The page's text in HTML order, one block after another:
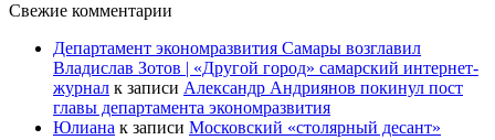
Свежие комментарии
Департамент экономразвития Самары возглавил
Владислав Зотов | «Другой город» самарский интернет-
журнал к записи Александр Андриянов покинул пост
главы департамента экономразвития
Юлиана к записи Московский «столярный десант»